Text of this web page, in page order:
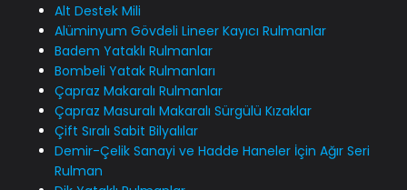
Alt Destek Mili
Alüminyum Gövdeli Lineer Kayıcı Rulmanlar
Badem Yataklı Rulmanlar
Bombeli Yatak Rulmanları
Çapraz Makaralı Rulmanlar
Çapraz Masuralı Makaralı Sürgülü Kızaklar
Çift Sıralı Sabit Bilyalılar
Demir-Çelik Sanayi ve Hadde Haneler İçin Ağır Seri
Rulman